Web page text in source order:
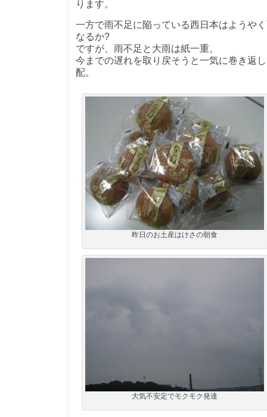
ります。
一方で雨不足に陥っている西日本はようや
なるか?
ですが、雨不足と大雨は紙一重。
今までの遅れを取り戻そうと一気に巻き返
配。
昨日のお土産はけさの朝食
大気不安定でモクモク発達